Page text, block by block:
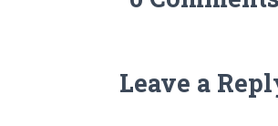
Leave a